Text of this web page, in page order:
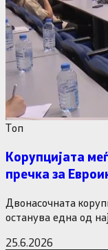
Tоп
Корупцијата
пречка за
Двонасочната
останува една од
25.6.2026